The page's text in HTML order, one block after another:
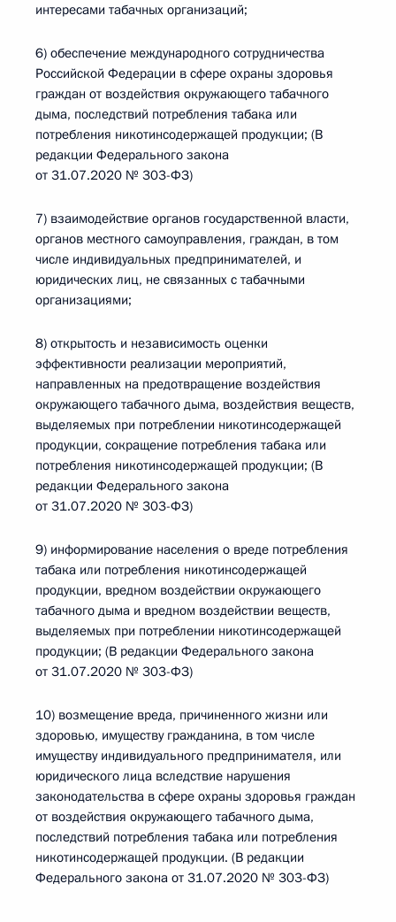
интересами табачных организаций;
6) обеспечение международного сотрудничества
Российской Федерации в сфере охраны здоровья
граждан от воздействия окружающего табачного
дыма, последствий потребления табака или
потребления никотинсодержащей продукции; (В
редакции Федерального закона
от 31.07.2020 № 303-ФЗ)
7) взаимодействие органов государственной власти,
органов местного самоуправления, граждан, в том
числе индивидуальных предпринимателей, и
юридических лиц, не связанных с табачными
организациями;
8) открытость и независимость оценки
эффективности реализации мероприятий,
направленных на предотвращение воздействия
окружающего табачного дыма, воздействия веществ,
выделяемых при потреблении никотинсодержащей
продукции, сокращение потребления табака или
потребления никотинсодержащей продукции; (В
редакции Федерального закона
от 31.07.2020 № 303-ФЗ)
9) информирование населения о вреде потребления
табака или потребления никотинсодержащей
продукции, вредном воздействии окружающего
табачного дыма и вредном воздействии веществ,
выделяемых при потреблении никотинсодержащей
продукции; (В редакции Федерального закона
от 31.07.2020 № 303-ФЗ)
10) возмещение вреда, причиненного жизни или
здоровью, имуществу гражданина, в том числе
имуществу индивидуального предпринимателя, или
юридического лица вследствие нарушения
законодательства в сфере охраны здоровья граждан
от воздействия окружающего табачного дыма,
последствий потребления табака или потребления
никотинсодержащей продукции. (В редакции
Федерального закона от 31.07.2020 № 303-ФЗ)